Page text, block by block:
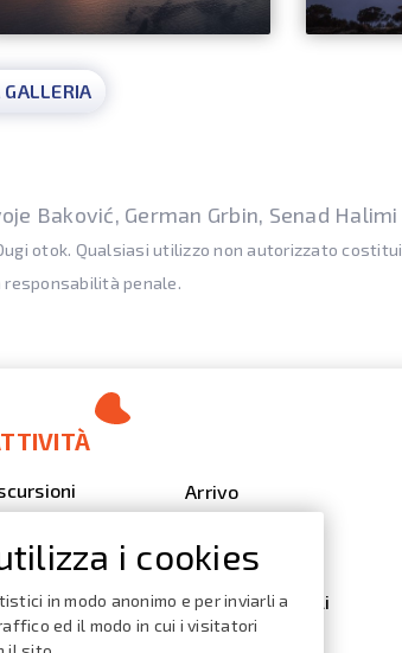
Baković, German Grbin, Senad Halimi
otok. Qualsiasi utilizzo non autorizzato
penale.
Arrivo
Video Gallery
Calendario degli
Eventi
i cookies
in modo anonimo e per inviarli a
ed il modo in cui i visitatori